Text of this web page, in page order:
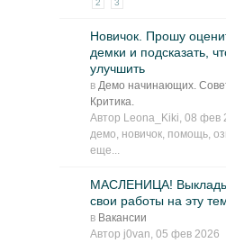
2 3
Новичок. Прошу
демки и подсказать,
улучшить
в Демо начинающих.
Критика.
Автор Leona_Kiki, 08
демо, новичок, помощь,
еще...
МАСЛЕНИЦА!
свои работы на эту
в Вакансии
Автор j0van, 05 фев 2026